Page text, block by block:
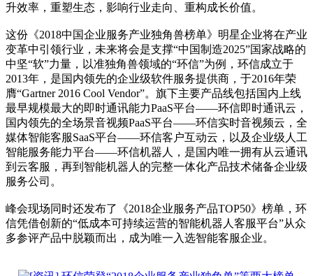
升效率，重塑生态，影响行业走向、重构成长价值。
这份《2018中国企业服务产业独角兽榜单》明星企业将在产业
变革中引领行业，未来将会是支撑“中国制造2025”国家战略的
中坚“软”力量，以准独角兽领域的“环信”为例，环信成立于
2013年，是国内领先的企业级软件服务提供商，于2016年荣
膺“Gartner 2016 Cool Vendor”。旗下主要产品线包括国内上线
最早规模最大的即时通讯能力PaaS平台——环信即时通讯云，
国内领先的全场景音视频PaaS平台——环信实时音视频云，全
媒体智能客服SaaS平台——环信客户互动云，以及企业级人工
智能服务能力平台——环信机器人，是国内唯一拥有从云通讯
到云客服，再到智能机器人的完整一体化产品技术储备企业级
服务公司。
峰会现场同时还发布了《2018企业服务产品TOP50》榜单，环
信凭借创新的“低成本可持续运营的智能机器人客服平台”从众
多参评产品中脱颖而出，成为唯一入选智能客服企业。